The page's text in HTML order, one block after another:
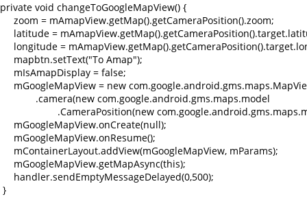
private void changeToGoogleMapView() {
     zoom = mAmapView.getMap().getCameraPosition().zoom;
latitude =
longitude =
     mapbtn.setText("To Amap");
     mIsAmapDisplay = false;
mGoogleMapView = new
             .camera(new com.google.android.gms.maps.model
.CameraPosition(new
     mGoogleMapView.onCreate(null);
     mGoogleMapView.onResume();
     mContainerLayout.addView(mGoogleMapView, mParams);
     mGoogleMapView.getMapAsync(this);
     handler.sendEmptyMessageDelayed(0,500);
}